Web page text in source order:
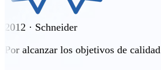
2012 · Schneider
Por alcanzar los objetivos de calidad